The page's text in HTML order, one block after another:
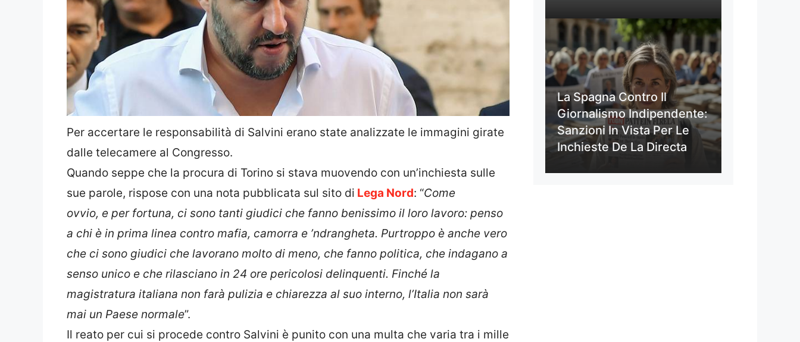
Per accertare le responsabilità di Salvini erano state analizzate le immagini girate
dalle telecamere al Congresso.
Quando seppe che la procura di Torino si stava muovendo con un’inchiesta sulle
sue parole, rispose con una nota pubblicata sul sito di Lega Nord: “Come
ovvio, e per fortuna, ci sono tanti giudici che fanno benissimo il loro lavoro: penso
a chi è in prima linea contro mafia, camorra e ’ndrangheta. Purtroppo è anche vero
che ci sono giudici che lavorano molto di meno, che fanno politica, che indagano a
senso unico e che rilasciano in 24 ore pericolosi delinquenti. Finché la
magistratura italiana non farà pulizia e chiarezza al suo interno, l’Italia non sarà
mai un Paese normale”.
Il reato per cui si procede contro Salvini è punito con una multa che varia tra i mille
La Spagna Contro Il
Giornalismo Indipendente:
Sanzioni In Vista Per Le
Inchieste De La Directa